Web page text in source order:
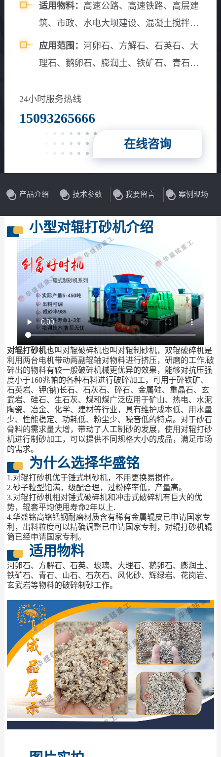
适用物料： 高速公路、高速铁路、高层建
筑、市政、水电大坝建设、混凝土搅拌
站、砂石料场等。
应用范围： 河卵石、方解石、石英石、大
理石、鹅卵石、膨润土、铁矿石、青石、
花岗岩、玄武岩等
24小时服务热线
15093265666
在线咨询
产品介绍 技术参数 我要留言 案例现场
小型对辊打砂机介绍
对辊打砂机也叫对辊破碎机也叫对辊制砂机，双辊破碎机是
利用两台电机带动两副辊轴对物料进行挤压，研磨的工作,破
碎出的物料有较一般破碎机械更优异的效果，能够对抗压强
度小于160兆帕的各种石料进行破碎加工，可用于碎铁矿、
石英岩、钾(钠)长石、石灰石、碎石、金属硅、重晶石、玄
武岩、硅石、生石灰、煤和煤广泛应用于矿山、热电、水泥
陶瓷、冶金、化学、建材等行业，具有维护成本低、用水量
少、性能稳定、功耗低、粉尘少、噪音低的特点。对于砂石
骨料的需求量大增，带动了人工制砂的发展，使用对辊打砂
机进行制砂加工，可以提供不同规格大小的成品，满足市场
的需求。
为什么选择华盛铭
1.对辊打砂机优于锤式制砂机，不用更换易损件。
2.砂子粒型饱满，级配合理，过粉碎率低，产量高。
3.对辊打砂机相对锤式破碎机和冲击式破碎机有巨大的优
势，辊套平均使用寿命2年以上.
4.华盛铭高铬锰钢耐磨材质含有稀有金属辊皮已申请国家专
利，出料粒度可以精确调整已申请国家专利，对辊打砂机辊
筒已经申请国家专利。
适用物料
河卵石、方解石、石英、玻璃、大理石、鹅卵石、膨润土、
铁矿石、青石、山石、石灰石、风化砂、辉绿岩、花岗岩、
玄武岩等物料的破碎制砂工作。